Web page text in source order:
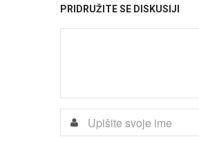
PRIDRUŽITE SE DISKUSIJI